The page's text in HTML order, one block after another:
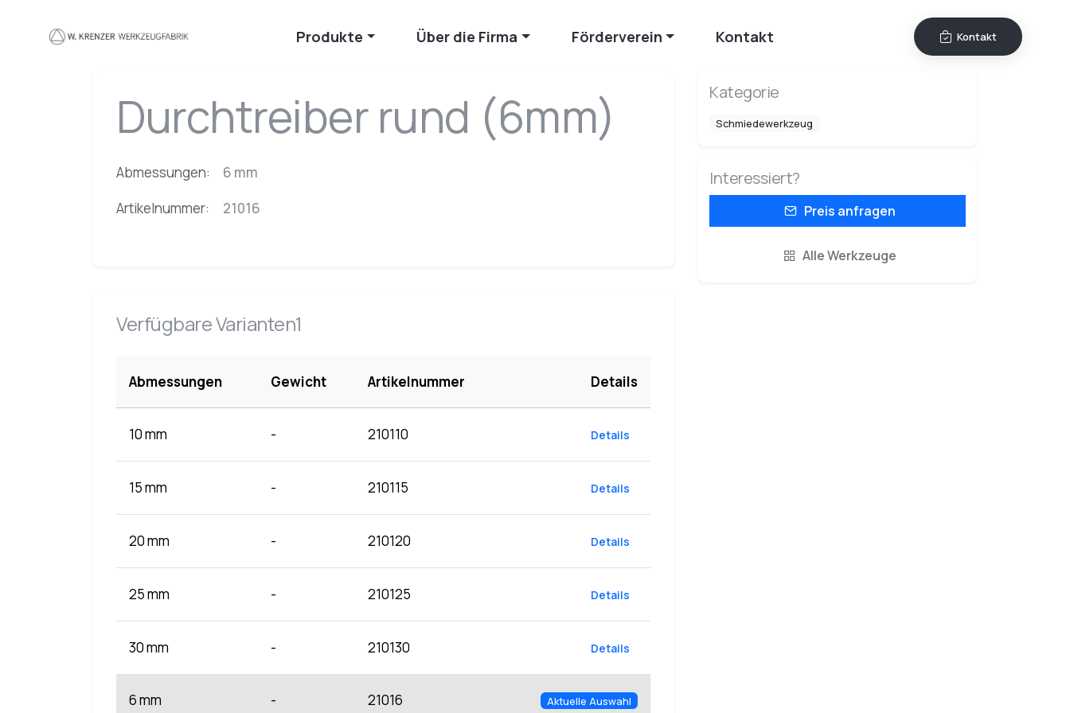
Produkte Über die Firma Förderverein Kontakt Kontakt
Durchtreiber rund (6mm)
Abmessungen:
6 mm
Artikelnummer:
21016
Verfügbare Varianten1
Abmessungen Gewicht Artikelnummer Details
10 mm - 210110 Details
15 mm - 210115 Details
20 mm - 210120 Details
25 mm - 210125 Details
30 mm - 210130 Details
6 mm - 21016 Aktuelle Auswahl
Kategorie
Schmiedewerkzeug
Interessiert?
Preis anfragen
Alle Werkzeuge